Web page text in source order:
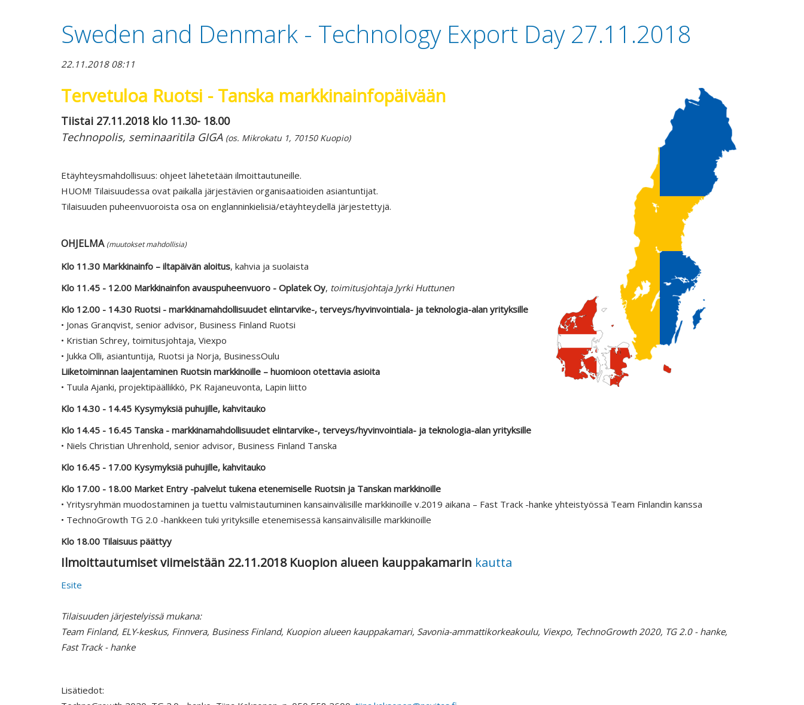
Sweden and Denmark - Technology Export Day 27.11.2018
22.11.2018 08:11
Tervetuloa Ruotsi - Tanska markkinainfopäivään
Tiistai 27.11.2018 klo 11.30- 18.00
Technopolis, seminaaritila GIGA (os. Mikrokatu 1, 70150 Kuopio)
Etäyhteysmahdollisuus: ohjeet lähetetään ilmoittautuneille.
HUOM! Tilaisuudessa ovat paikalla järjestävien organisaatioiden asiantuntijat.
Tilaisuuden puheenvuoroista osa on englanninkielisiä/etäyhteydellä järjestettyjä.
OHJELMA (muutokset mahdollisia)
Klo 11.30 Markkinainfo – iltapäivän aloitus, kahvia ja suolaista
Klo 11.45 - 12.00 Markkinainfon avauspuheenvuoro - Oplatek Oy, toimitusjohtaja Jyrki Huttunen
Klo 12.00 - 14.30 Ruotsi - markkinamahdollisuudet elintarvike-, terveys/hyvinvointiala- ja teknologia-alan yrityksille
• Jonas Granqvist, senior advisor, Business Finland Ruotsi
• Kristian Schrey, toimitusjohtaja, Viexpo
• Jukka Olli, asiantuntija, Ruotsi ja Norja, BusinessOulu
Liiketoiminnan laajentaminen Ruotsin markkinoille – huomioon otettavia asioita
• Tuula Ajanki, projektipäällikkö, PK Rajaneuvonta, Lapin liitto
Klo 14.30 - 14.45 Kysymyksiä puhujille, kahvitauko
Klo 14.45 - 16.45 Tanska - markkinamahdollisuudet elintarvike-, terveys/hyvinvointiala- ja teknologia-alan yrityksille
• Niels Christian Uhrenhold, senior advisor, Business Finland Tanska
Klo 16.45 - 17.00 Kysymyksiä puhujille, kahvitauko
Klo 17.00 - 18.00 Market Entry -palvelut tukena etenemiselle Ruotsin ja Tanskan markkinoille
• Yritysryhmän muodostaminen ja tuettu valmistautuminen kansainvälisille markkinoille v.2019 aikana – Fast Track -hanke yhteistyössä Team Finlandin kanssa
• TechnoGrowth TG 2.0 -hankkeen tuki yrityksille etenemisessä kansainvälisille markkinoille
Klo 18.00 Tilaisuus päättyy
Ilmoittautumiset viimeistään 22.11.2018 Kuopion alueen kauppakamarin kautta
Esite
Tilaisuuden järjestelyissä mukana:
Team Finland, ELY-keskus, Finnvera, Business Finland, Kuopion alueen kauppakamari, Savonia-ammattikorkeakoulu, Viexpo, TechnoGrowth 2020, TG 2.0 - hanke,
Fast Track - hanke
Lisätiedot: